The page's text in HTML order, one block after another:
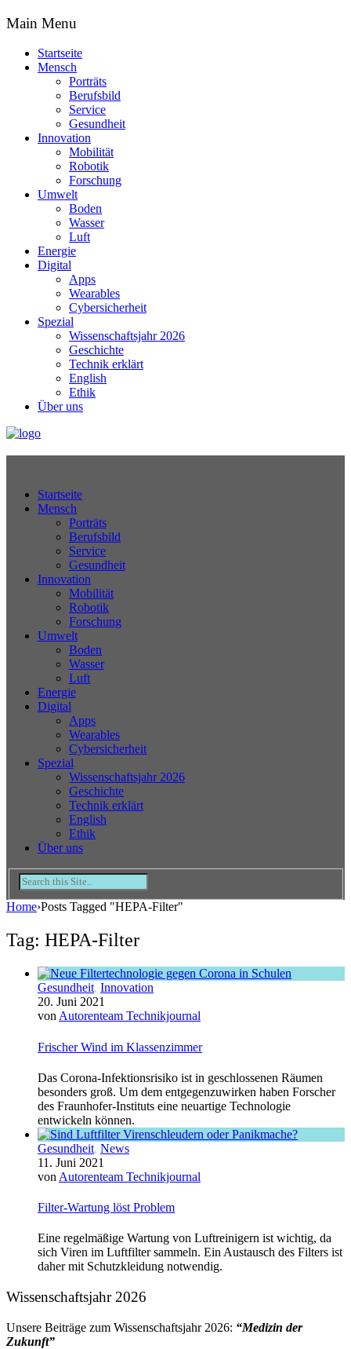
Main Menu
Startseite
Mensch
Porträts
Berufsbild
Service
Gesundheit
Innovation
Mobilität
Robotik
Forschung
Umwelt
Boden
Wasser
Luft
Energie
Digital
Apps
Wearables
Cybersicherheit
Spezial
Wissenschaftsjahr 2026
Geschichte
Technik erklärt
English
Ethik
Über uns
Startseite
Mensch
Porträts
Berufsbild
Service
Gesundheit
Innovation
Mobilität
Robotik
Forschung
Umwelt
Boden
Wasser
Luft
Energie
Digital
Apps
Wearables
Cybersicherheit
Spezial
Wissenschaftsjahr 2026
Geschichte
Technik erklärt
English
Ethik
Über uns
Home›Posts Tagged "HEPA-Filter"
Tag: HEPA-Filter
Gesundheit, Innovation
20. Juni 2021
von Autorenteam Technikjournal
Frischer Wind im Klassenzimmer
Das Corona-Infektionsrisiko ist in geschlossenen Räumen
besonders groß. Um dem entgegenzuwirken haben Forscher
des Fraunhofer-Instituts eine neuartige Technologie
entwickeln können.
Gesundheit, News
11. Juni 2021
von Autorenteam Technikjournal
Filter-Wartung löst Problem
Eine regelmäßige Wartung von Luftreinigern ist wichtig, da
sich Viren im Luftfilter sammeln. Ein Austausch des Filters ist
daher mit Schutzkleidung notwendig.
Wissenschaftsjahr 2026
Unsere Beiträge zum Wissenschaftsjahr 2026: “Medizin der
Zukunft”